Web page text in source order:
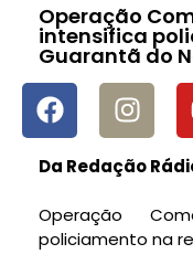
Operação
intensifica
Guarantã do
Da Redação
Operação
policiamento na